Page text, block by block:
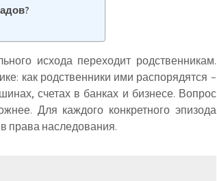
исхода переходит родственникам.
как родственники ими распорядятся –
счетах в банках и бизнесе. Вопрос
Для каждого конкретного эпизода
права наследования.